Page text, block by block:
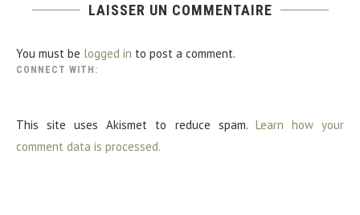
LAISSER UN COMMENTAIRE
You must be logged in to post a comment.
CONNECT WITH:
This site uses Akismet to reduce spam. Learn how your
comment data is processed.